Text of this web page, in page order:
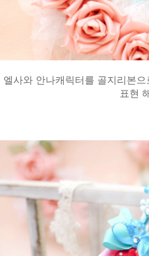
엘사와 안나캐릭터를 골지리본
표현